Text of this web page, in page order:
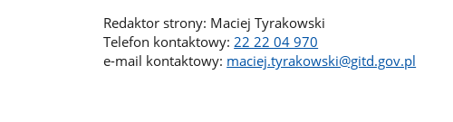
Redaktor strony: Maciej Tyrakowski
Telefon kontaktowy: 22 22 04 970
e-mail kontaktowy: maciej.tyrakowski@gitd.gov.pl